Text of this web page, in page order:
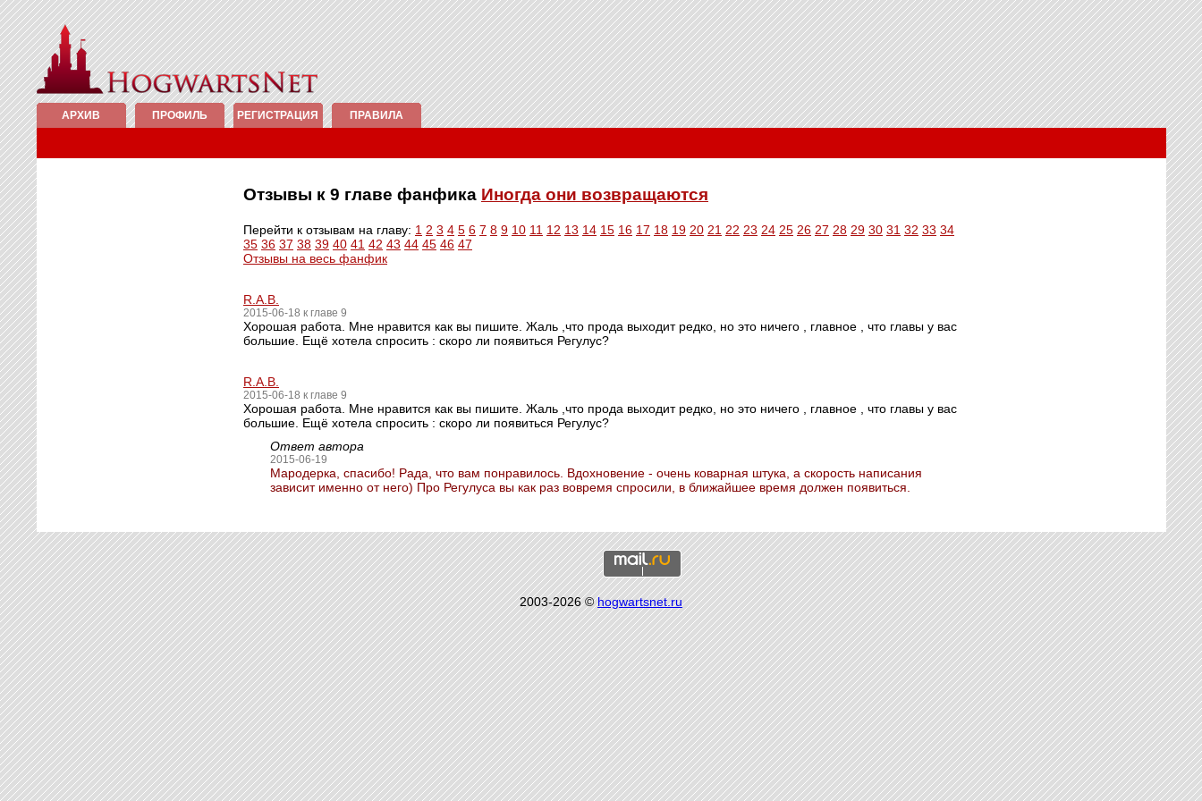
АРХИВ ПРОФИЛЬ РЕГИСТРАЦИЯ ПРАВИЛА
Отзывы к 9 главе фанфика Иногда они возвращаются
Перейти к отзывам на главу: 1 2 3 4 5 6 7 8 9 10 11 12 13 14 15 16 17 18 19 20 21 22 23 24 25 26 27 28 29 30 31 32 33 34
35 36 37 38 39 40 41 42 43 44 45 46 47
Отзывы на весь фанфик
R.A.B.
2015-06-18 к главе 9
Хорошая работа. Мне нравится как вы пишите. Жаль ,что прода выходит редко, но это ничего , главное , что главы у вас
большие. Ещё хотела спросить : скоро ли появиться Регулус?
R.A.B.
2015-06-18 к главе 9
Хорошая работа. Мне нравится как вы пишите. Жаль ,что прода выходит редко, но это ничего , главное , что главы у вас
большие. Ещё хотела спросить : скоро ли появиться Регулус?
Ответ автора
2015-06-19
Мародерка, спасибо! Рада, что вам понравилось. Вдохновение - очень коварная штука, а скорость написания
зависит именно от него) Про Регулуса вы как раз вовремя спросили, в ближайшее время должен появиться.
2003-2026 ©hogwartsnet.ru